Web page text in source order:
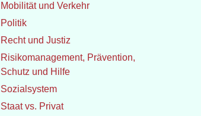
Mobilität und Verkehr
Politik
Recht und Justiz
Risikomanagement, Prävention,
Schutz und Hilfe
Sozialsystem
Staat vs. Privat